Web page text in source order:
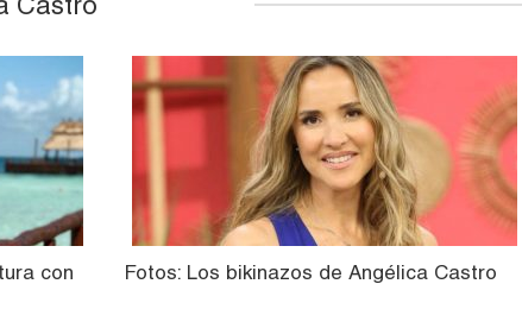
con
Fotos: Los bikinazos de Angélica Castro